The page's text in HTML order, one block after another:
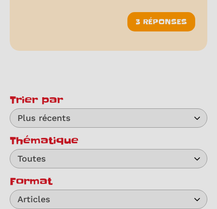
3 RÉPONSES
Trier par
Plus récents
Thématique
Toutes
Format
Articles